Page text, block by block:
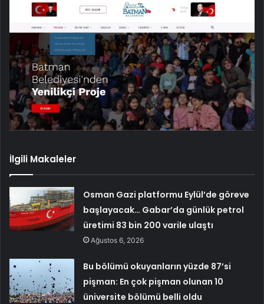
İlgili Makaleler
Osman Gazi platformu Eylül’de göreve
başlayacak… Gabar’da günlük petrol
üretimi 83 bin 200 varile ulaştı
Ağustos 6, 2026
Bu bölümü okuyanların yüzde 87’si
pişman: En çok pişman olunan 10
üniversite bölümü belli oldu